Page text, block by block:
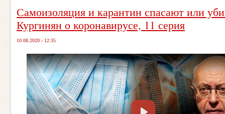
Самоизоляция и карантин спасают или
Кургинян о коронавирусе, 11 серия
10.08.2020 - 12:35